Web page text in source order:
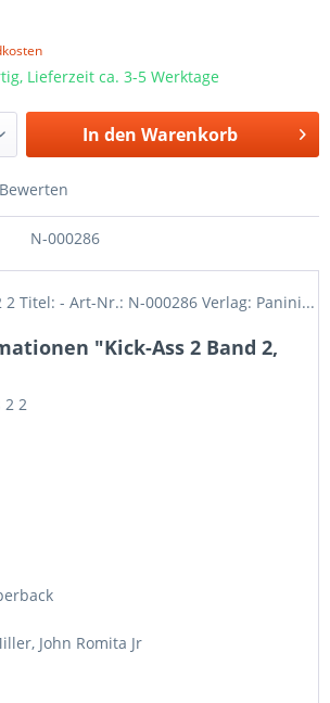
Lieferzeit ca. 3-5 Werktage
In den Warenkorb
Bewerten
N-000286
2 Titel: - Art-Nr.: N-000286 Verlag: Panini...
"Kick-Ass 2 Band 2,
2 2
John Romita Jr